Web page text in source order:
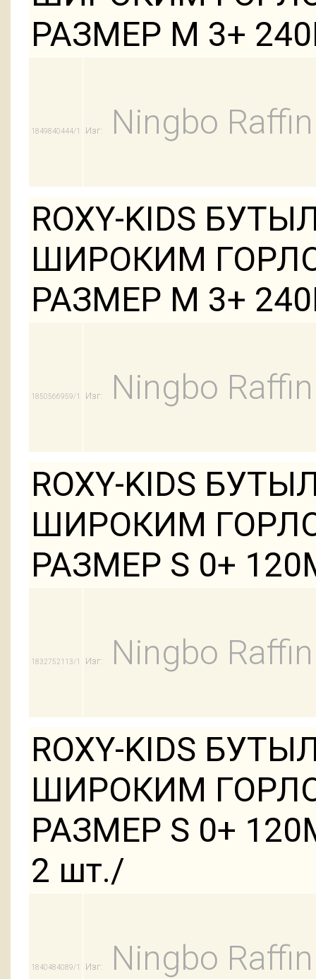
РАЗМЕР M 3+
1849840444/1 Изг: Ningbo
ROXY-KIDS
ШИРОКИМ
РАЗМЕР M 3+
1850566959/1 Изг: Ningbo
ROXY-KIDS
ШИРОКИМ
РАЗМЕР S 0+
1832752113/1 Изг: Ningbo
ROXY-KIDS
ШИРОКИМ
РАЗМЕР S 0+
2 шт./
1840484089/1 Изг: Ningbo